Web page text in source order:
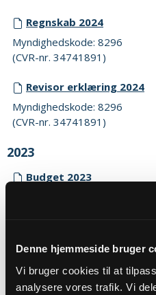
Denne hjemmeside bruger
Vi bruger cookies til at
analysere vores trafik. Vi
Regnskab 2024
Myndighedskode: 8296
(CVR-nr. 34741891)
Revisor erklæring 2024
Myndighedskode: 8296
(CVR-nr. 34741891)
2023
Budget 2023
(CVR-nr. 34741891)